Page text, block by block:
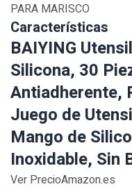
PARA MARISCO
Características
BAIYING
Silicona, 30
Antiadherente,
Juego de
Mango de
Inoxidable, Sin
Ver PrecioAmazon.es